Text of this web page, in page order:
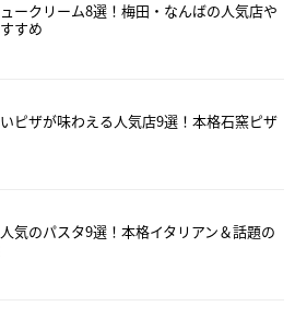
ークリーム8選！梅田・なんばの人気店や
すめ
ピザが味わえる人気店9選！本格石窯ピザ
気のパスタ9選！本格イタリアン＆話題の